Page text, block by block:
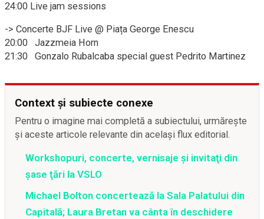
24:00 Live jam sessions
-> Concerte BJF Live @ Piața George Enescu
20:00 Jazzmeia Horn
21:30 Gonzalo Rubalcaba special guest Pedrito Martinez
Context și subiecte conexe
Pentru o imagine mai completă a subiectului, urmărește
și aceste articole relevante din același flux editorial.
Workshopuri, concerte, vernisaje şi invitaţi din
şase ţări la VSLO
Michael Bolton concertează la Sala Palatului din
Capitală; Laura Bretan va cânta în deschidere